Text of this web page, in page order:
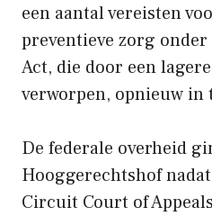
een aantal vereisten
preventieve zorg onder
Act, die door een
verworpen, opnieuw in
De federale overheid
Hooggerechtshof
Circuit Court of